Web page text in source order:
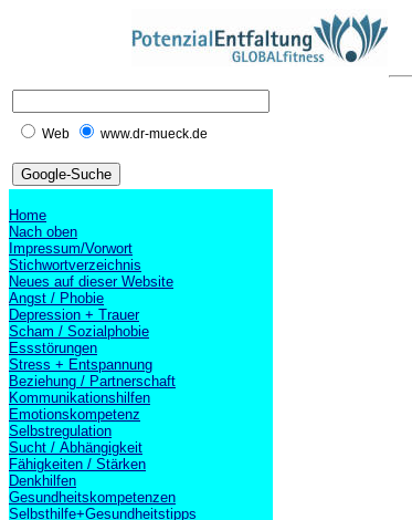
Web www.dr-mueck.de
Home
Nach oben
Impressum/Vorwort
Stichwortverzeichnis
Neues auf dieser Website
Angst / Phobie
Depression + Trauer
Scham / Sozialphobie
Essstörungen
Stress + Entspannung
Beziehung / Partnerschaft
Kommunikationshilfen
Emotionskompetenz
Selbstregulation
Sucht / Abhängigkeit
Fähigkeiten / Stärken
Denkhilfen
Gesundheitskompetenzen
Selbsthilfe+Gesundheitstipps